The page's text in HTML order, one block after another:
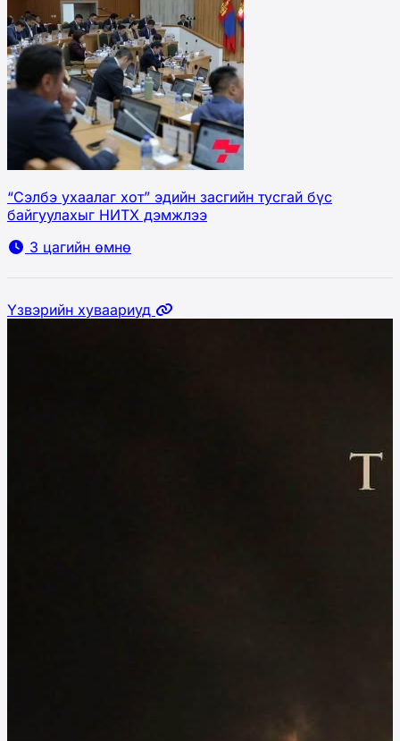
“Сэлбэ ухаалаг хот” эдийн засгийн тусгай бүс
байгуулахыг НИТХ дэмжлээ
3 цагийн өмнө
Үзвэрийн хуваариуд